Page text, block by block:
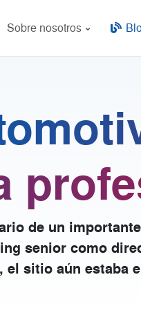
Sobre nosotros
de un
senior como
el sitio aún estaba